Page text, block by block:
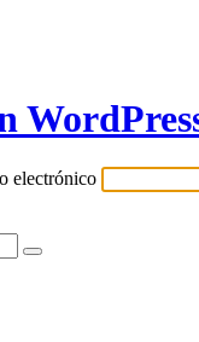
electrónico